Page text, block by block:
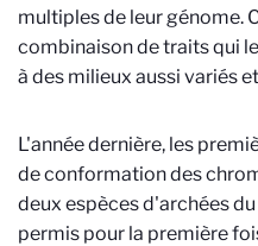
multiples de leur génome.
combinaison de traits qui
à des milieux aussi variés
L'année dernière, les
de conformation des
deux espèces d'archées
permis pour la première